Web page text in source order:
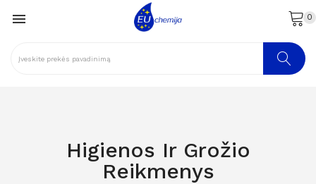
 0
Higienos Ir Grožio
Reikmenys